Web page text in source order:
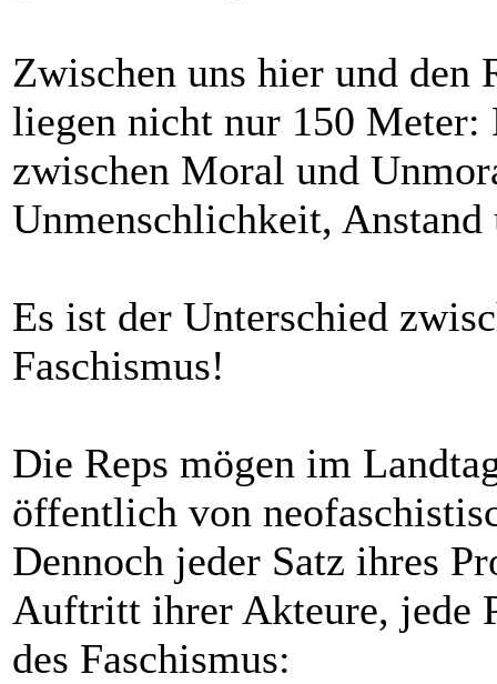
Zwischen uns hier und den
liegen nicht nur 150 Meter:
zwischen Moral und
Unmenschlichkeit,
Es ist der Unterschied
Faschismus!
Die Reps mögen im
öffentlich von
Dennoch jeder Satz ihres
Auftritt ihrer Akteure, jede
des Faschismus: